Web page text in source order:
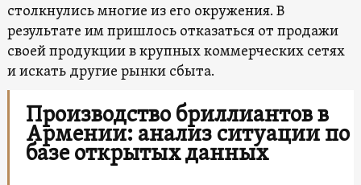
столкнулись многие из его окружения. В
результате им пришлось отказаться от продажи
своей продукции в крупных коммерческих сетях
и искать другие рынки сбыта.
Производство бриллиантов в
Армении: анализ ситуации по
базе открытых данных